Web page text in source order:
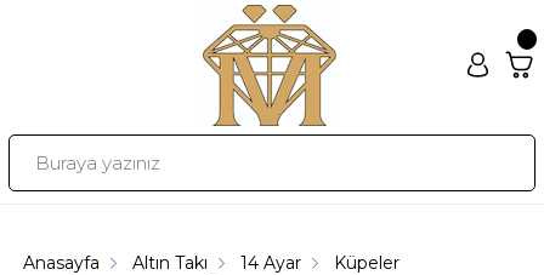
Anasayfa Altın Takı 14 Ayar
Küpeler